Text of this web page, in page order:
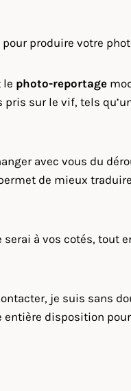
produire votre
le photo-reportage
sur le vif, tels
avec vous du
de mieux
à vos cotés, tout
je suis sans
entière disposition